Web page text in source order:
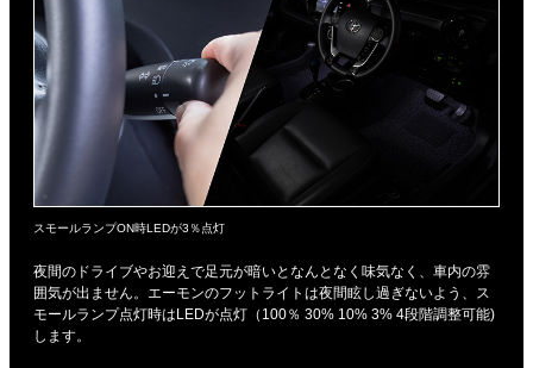
スモールランプON時LEDが3％点灯
夜間のドライブやお迎えで足元が暗いとなんとなく味気なく、車内の雰
囲気が出ません。エーモンのフットライトは夜間眩し過ぎないよう、ス
モールランプ点灯時はLEDが点灯（100％ 30% 10% 3% 4段階調整可能)
します。